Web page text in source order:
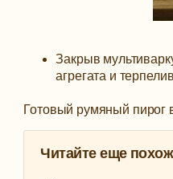
Закрыв
агрегата и
Готовый румяный пирог
Читайте еще